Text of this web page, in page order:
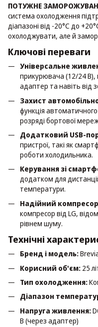
ПОТУЖНЕ
система охолодження
діапазоні від -20°C до
охолоджувати, але й
Ключові переваги
Універсальне
прикурювача (12/24 В),
адаптер та навіть від
Захист
функція
розряді бортової
Додатковий USB-
пристрої, такі як
роботи холодильника.
Керування зі
додатком для
температури.
Надійний
компресор від LG,
рівнем шуму.
Технічні
Бренд і модель:
Корисний об'єм: 25
Тип охолодження:
Діапазон
Напруга живлення:
В (через адаптер)